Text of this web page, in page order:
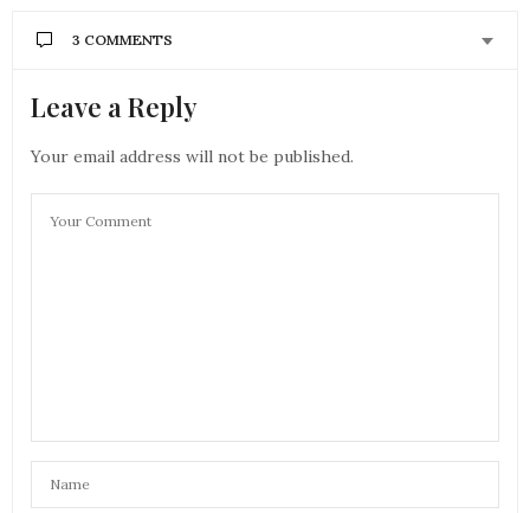
3 COMMENTS
AURÉLIE - MOUNETTE
24 SEPTEMBRE 2019 À 13 H 23 MIN
super, j’espère que ca va marcher les produits ont
l’air bien!
bises
Aurélie
UNE FILLE PAS PARISIENNE DIT :
Leave a Reply
Your email address will not be published.